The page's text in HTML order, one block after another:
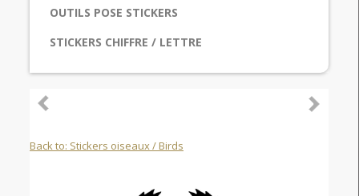
OUTILS POSE STICKERS
STICKERS CHIFFRE / LETTRE
Back to: Stickers oiseaux / Birds